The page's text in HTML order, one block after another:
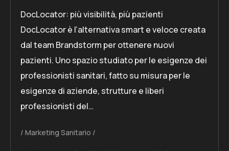
DocLocator: più visibilità, più pazienti
DocLocator è l’alternativa smart e veloce creata
dal team Brandstorm per ottenere nuovi
pazienti. Uno spazio studiato per le esigenze dei
professionisti sanitari, fatto su misura per le
esigenze di aziende, strutture e liberi
professionisti del…
Marketing Sanitario